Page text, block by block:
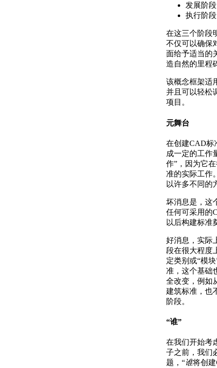
发展阶段
执行阶段
在这三个阶段
不仅可以确保
面给予适当的
造自然的里程
该概念框架适
并且可以轻松
项目。
元舞台
在创建CAD标
成一定的工作
作”，因为它
准的实际工作
以许多不同的
坏消息是，这
任何可采用的
以后构建标准
好消息，实际
段在很大程度
定类别或“模
准，这个基础
全改变，例如
建筑标准，也
阶段。
“谁”
在我们开始考
子之前，我们
题，“谁将创